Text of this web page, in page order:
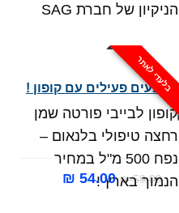
הניקיון של חברת SAG
בלעדי לאתר
מבצעים פעילים עם קופון !
קופון לבייבי פורטה שמן
רחצה טיפולי בלנאום –
נפח 500 מ"ל במחיר
הנמוך בארץ !
₪59.00
המחיר₪ 54.00